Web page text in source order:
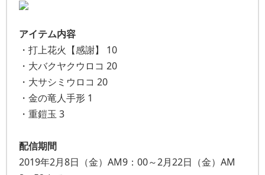
アイテム内容
・打上花火【感謝】 10
・大バクヤクウロコ 20
・大サシミウロコ 20
・金の竜人手形 1
・重鎧玉 3
配信期間
2019年2月8日（金）AM9：00～2月22日（金）AM